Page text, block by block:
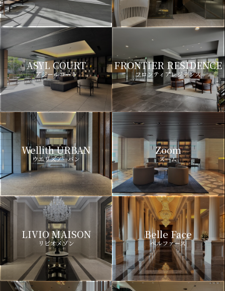
ASYL COURT
アジールコート
FRONTIER RESIDENCE
フロンティアレジデンス
Wellith URBAN
ウエリスアーバン
Zoom
ズーム
LIVIO MAISON
リビオメゾン
Belle Face
ベルファース